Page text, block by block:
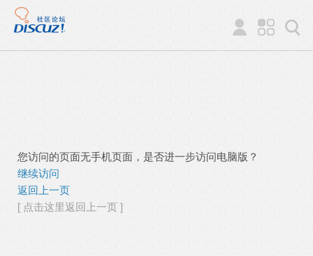
您访问的页面无手机页面，是否进一步访问电脑版？
继续访问
返回上一页
[ 点击这里返回上一页 ]